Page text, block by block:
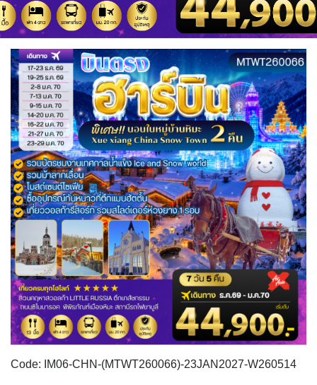
KGZ คีร์กีซสถาน 4 LAO ลาว 0
LBN เลบานอน 0 MYS มาเลเซีย 0
MDV มัลดีฟส์ 0 MNG มองโกเลีย 2
MMR เมียนมาร์ 5 NPL เนปาล 0
OMN โอมาน 0 PAK ปากีสถาน 8
PHL ฟิลิปปินส์ 1 SAU ซาอุดิอาระเบีย 1
SGP สิงคโปร์ 4
SYR ซีเรีย 0 TWN ไต้หวัน 10
TJK ทาจิกิสถาน 1 TKM เติร์กเมนิสถาน 1
ARE ดูไบ, UAE 0 UZB อุซเบกิสถาน 4
ตะวันออกกลาง 0 YEM เยเมน 0
VNM เวียดนาม 35
จอร์แดน - อียิปต์ 4
CZE เช็ก 0
DNK เดนมาร์ก 2 FIN ฟินแลนด์ 3
FRA ฝรั่งเศส 1 FRO หมู่เกาะแฟโร 2
GEO จอร์เจีย 10
DEU เยอรมนี 3 GRC กรีซ 1
GRL กรีนแลนด์ 3 ISL ไอซ์แลนด์ 4
ITA อิตาลี 9 MDA มอลโดวา 0
MLT มอลต้า 1
NLD เนเธอร์แลนด์ 0 NOR นอร์เวย์ 3
POL โปแลนด์ 3 PRT โปรตุเกส 3
RUS รัสเซีย 3 สแกนดิเนเวีย 7
ESP สเปน 4
SVN สโลวิเนีย 2 CHE สวิตเซอร์แลนด์ 8
TUR ตุรเคีย 13 UKR ยูเครน 0
UK อังกฤษ+สหราชอาณาจักร
เบลเยี่ยม เนเธอร์แลนด์ ลักเซม
ร์ก (BENELUX)
บัลแกเรีย โรมาเนีย
จอร์เจีย อาร์เมเนีย
บราซิล - Brazil 0 เอธิโอเปีย - Ethiopia 0
อียิปต์ - Egypt 11
Code: IM06-CHN-(MTWT260066)-23JAN2027-W260514